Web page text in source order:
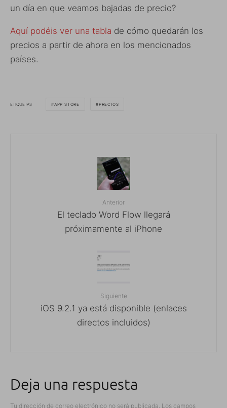
un día en que veamos bajadas de precio?
Aquí podéis ver una tabla de cómo quedarán los
precios a partir de ahora en los mencionados
países.
ETIQUETAS APP STORE PRECIOS
Anterior
El teclado Word Flow llegará
próximamente al iPhone
Siguiente
iOS 9.2.1 ya está disponible (enlaces
directos incluidos)
Deja una respuesta
Tu dirección de correo electrónico no será publicada. Los campos